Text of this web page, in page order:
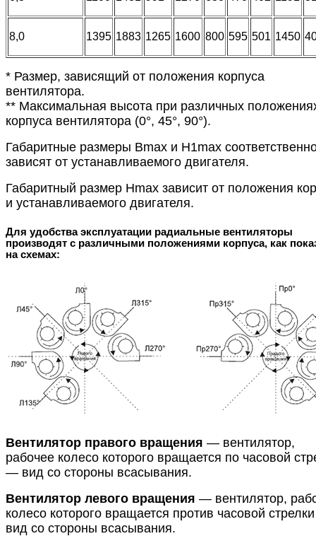
8,0 1395 1883 1265 1600 800 595 501 1450
* Размер, зависящий от положения корпуса
вентилятора.
** Максимальная высота при различных
корпуса вентилятора (0°, 45°, 90°).
Габаритные размеры Bmax и H1max
зависят от устанавливаемого двигателя.
Габаритный размер Hmax зависит от положения
и устанавливаемого двигателя.
Для удобства эксплуатации радиальные вентиляторы
производят с различными положениями корпуса, как
на схемах:
Вентилятор правого вращения — вентилятор,
рабочее колесо которого вращается по часовой
— вид со стороны всасывания.
Вентилятор левого вращения — вентилятор,
колесо которого вращается против часовой
вид со стороны всасывания.